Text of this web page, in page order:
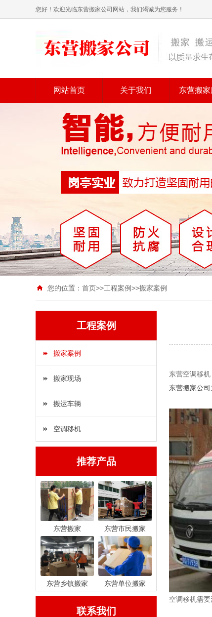
您好！欢迎光临东营搬家公司网站，我们竭诚为您服务！
网站首页 关于我们 东营搬家
您的位置： 首页>>工程案例>>搬家案例
工程案例
搬家案例
搬家现场
搬运车辆
空调移机
推荐产品
东营搬家 东营市民搬家
东营乡镇搬家 东营单位搬家
联系我们
东营空调移机
东营搬家公司
空调移机需要